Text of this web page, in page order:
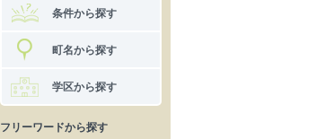
条件から探す
町名から探す
学区から探す
フリーワードから探す